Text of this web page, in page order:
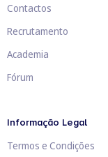
Contactos
Recrutamento
Academia
Fórum
Informação Legal
Termos e Condições